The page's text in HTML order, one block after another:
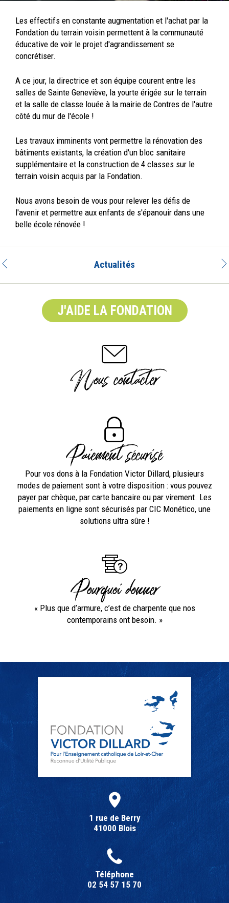
Les effectifs en constante augmentation et l'achat par la
Fondation du terrain voisin permettent à la communauté
éducative de voir le projet d'agrandissement se
concrétiser.
A ce jour, la directrice et son équipe courent entre les
salles de Sainte Geneviève, la yourte érigée sur le terrain
et la salle de classe louée à la mairie de Contres de l'autre
côté du mur de l'école !
Les travaux imminents vont permettre la rénovation des
bâtiments existants, la création d'un bloc sanitaire
supplémentaire et la construction de 4 classes sur le
terrain voisin acquis par la Fondation.
Nous avons besoin de vous pour relever les défis de
l'avenir et permettre aux enfants de s'épanouir dans une
belle école rénovée !
Actualités
J'AIDE LA FONDATION
Nous contacter
Paiement sécurisé
Pour vos dons à la Fondation Victor Dillard, plusieurs
modes de paiement sont à votre disposition : vous pouvez
payer par chèque, par carte bancaire ou par virement. Les
paiements en ligne sont sécurisés par CIC Monético, une
solutions ultra sûre !
Pourquoi donner
« Plus que d’armure, c’est de charpente que nos
contemporains ont besoin. »
1 rue de Berry
41000 Blois
Téléphone
02 54 57 15 70